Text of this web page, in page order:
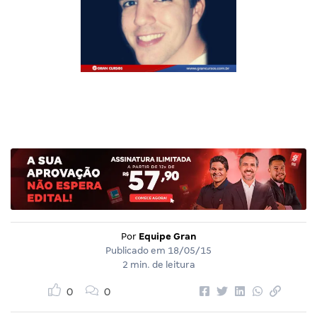
Por Equipe Gran
Publicado em 18/05/15
2 min. de leitura
0 0